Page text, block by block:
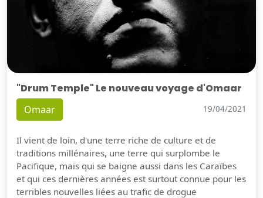
"Drum Temple" Le nouveau voyage d'Omaar
Omaar 19/04/2021
Il vient de loin, d'une terre riche de culture et de
traditions millénaires, une terre qui surplombe le
Pacifique, mais qui se baigne aussi dans les Caraïbes
et qui ces dernières années est surtout connue pour les
terribles nouvelles liées au trafic de drogue